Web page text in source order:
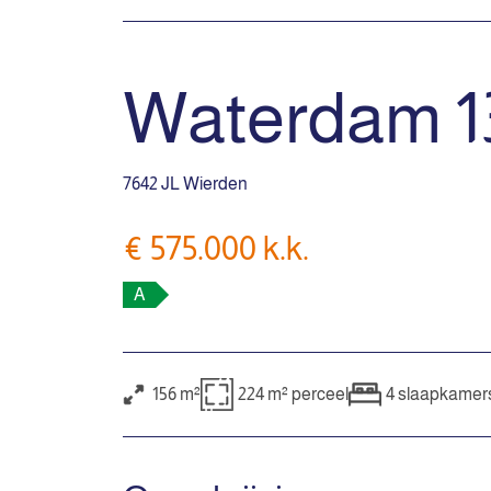
Waterdam
7642 JL Wierden
€ 575.000 k.k.
A
156 m² 224 m² perceel 4